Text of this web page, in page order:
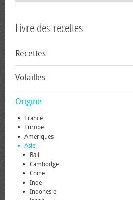
Livre des recettes
Recettes
Volailles
Origine
France
Europe
Amériques
Asie
Bali
Cambodge
Chine
Inde
Indonésie